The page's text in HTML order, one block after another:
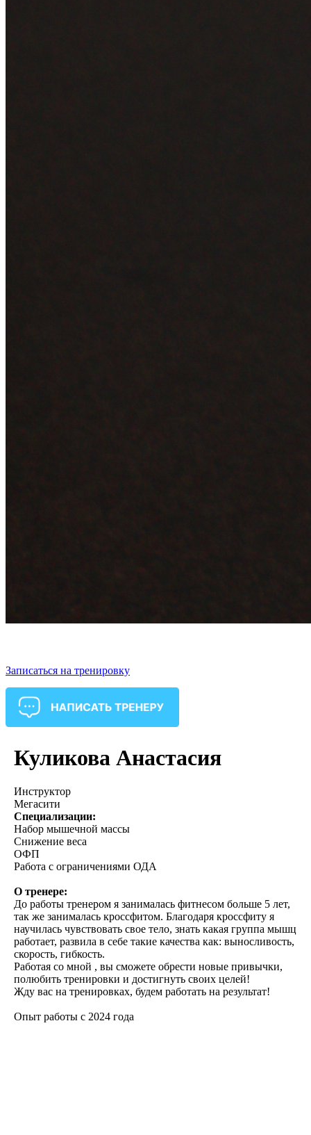
Записаться на тренировку
Куликова Анастасия
Инструктор
Мегасити
Специализации:
Набор мышечной массы
Снижение веса
ОФП
Работа с ограничениями ОДА
О тренере:
До работы тренером я занималась фитнесом больше 5 лет,
так же занималась кроссфитом. Благодаря кроссфиту я
научилась чувствовать свое тело, знать какая группа мышц
работает, развила в себе такие качества как: выносливость,
скорость, гибкость.
Работая со мной , вы сможете обрести новые привычки,
полюбить тренировки и достигнуть своих целей!
Жду вас на тренировках, будем работать на результат!
Опыт работы с 2024 года